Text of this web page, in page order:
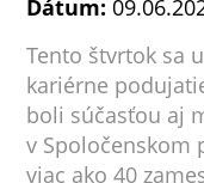
Dátum:
Tento štvrtok sa
kariérne
boli súčasťou aj
v Spoločenskom
viac ako 40